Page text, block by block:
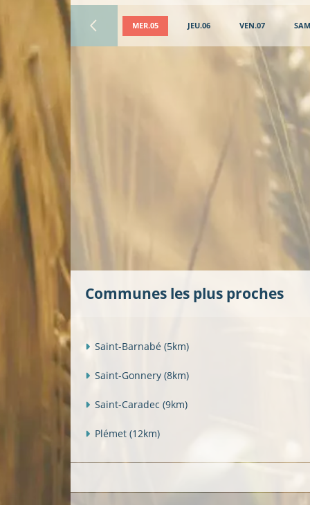
MER.05 JEU.06 VEN.07
Communes les plus proches
Saint-Barnabé (5km)
Saint-Gonnery (8km)
Saint-Caradec (9km)
Plémet (12km)